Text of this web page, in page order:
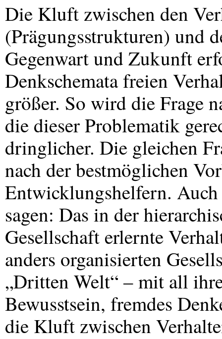
Die Kluft zwischen den
(Prägungsstrukturen) und
Gegenwart und Zukunft
Denkschemata freien
größer. So wird die Frage
die dieser Problematik
dringlicher. Die gleichen
nach der bestmöglichen
Entwicklungshelfern.
sagen: Das in der
Gesellschaft erlernte
anders organisierten
„Dritten Welt“ – mit all
Bewusstsein, fremdes
die Kluft zwischen